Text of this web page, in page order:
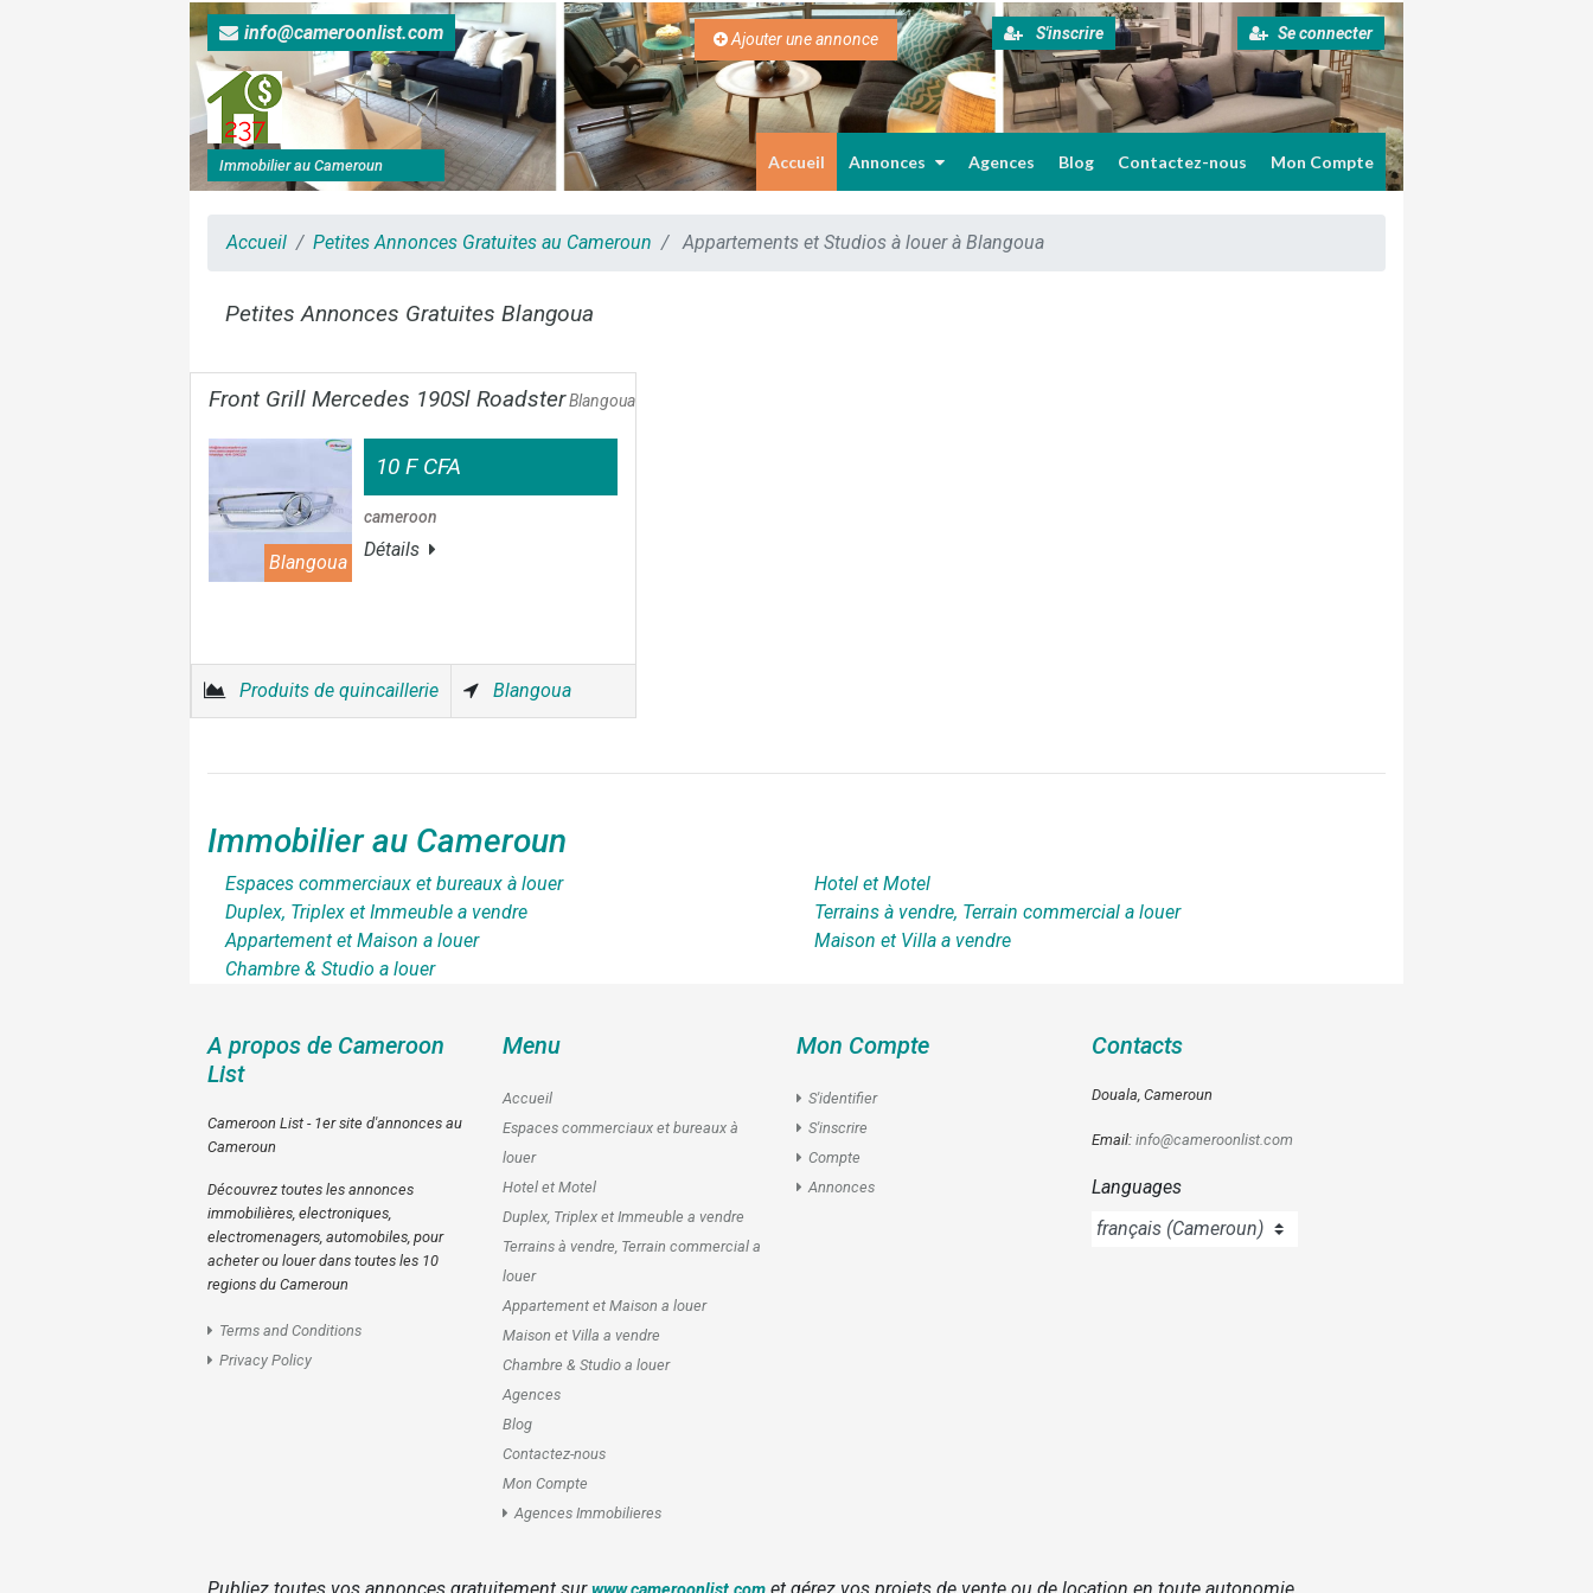
info@cameroonlist.com Ajouter une annonce S'inscrire Se connecter
Immobilier au Cameroun Accueil Annonces Agences Blog Contactez-nous Mon Compte
Accueil Petites Annonces Gratuites au Cameroun Appartements et Studios à louer à Blangoua
Petites Annonces Gratuites Blangoua
Front Grill Mercedes 190Sl RoadsterBlangoua
Blangoua
10 F CFA
cameroon
Détails
Produits de quincaillerie Blangoua
Immobilier au Cameroun
Espaces commerciaux et bureaux à louer
Hotel et Motel
Duplex, Triplex et Immeuble a vendre
Terrains à vendre, Terrain commercial a louer
Appartement et Maison a louer
Maison et Villa a vendre
Chambre & Studio a louer
A propos de Cameroon
List
Cameroon List - 1er site d'annonces au
Cameroun
Découvrez toutes les annonces
immobilières, electroniques,
electromenagers, automobiles, pour
acheter ou louer dans toutes les 10
regions du Cameroun
Terms and Conditions
Privacy Policy
Menu
Accueil
Espaces commerciaux et bureaux à
louer
Hotel et Motel
Duplex, Triplex et Immeuble a vendre
Terrains à vendre, Terrain commercial a
louer
Appartement et Maison a louer
Maison et Villa a vendre
Chambre & Studio a louer
Agences
Blog
Contactez-nous
Mon Compte
Agences Immobilieres
Mon Compte
S'identifier
S'inscrire
Compte
Annonces
Contacts
Douala, Cameroun
Email: info@cameroonlist.com
Languages